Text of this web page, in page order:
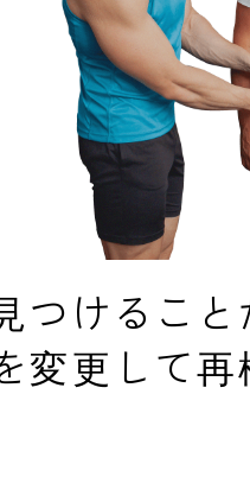
つけること
変更して再